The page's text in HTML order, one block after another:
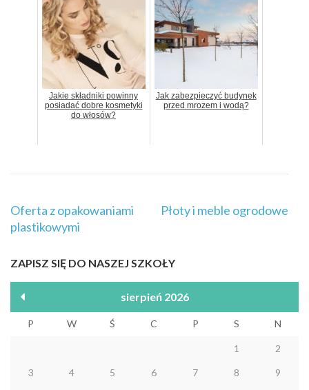
Jakie składniki powinny
posiadać dobre kosmetyki
do włosów?
Jak zabezpieczyć budynek
przed mrozem i wodą?
Nawigacja
wpisu
Oferta z opakowaniami
plastikowymi
Płoty i meble ogrodowe
ZAPISZ SIĘ DO NASZEJ SZKOŁY
sierpień 2026
P W Ś C P S N
1 2
3 4 5 6 7 8 9